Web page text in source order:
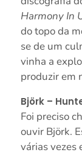
Harmony In
do topo da
se de um
vinha a
produzir em
Björk –
Foi preciso
ouvir Björk.
várias vezes